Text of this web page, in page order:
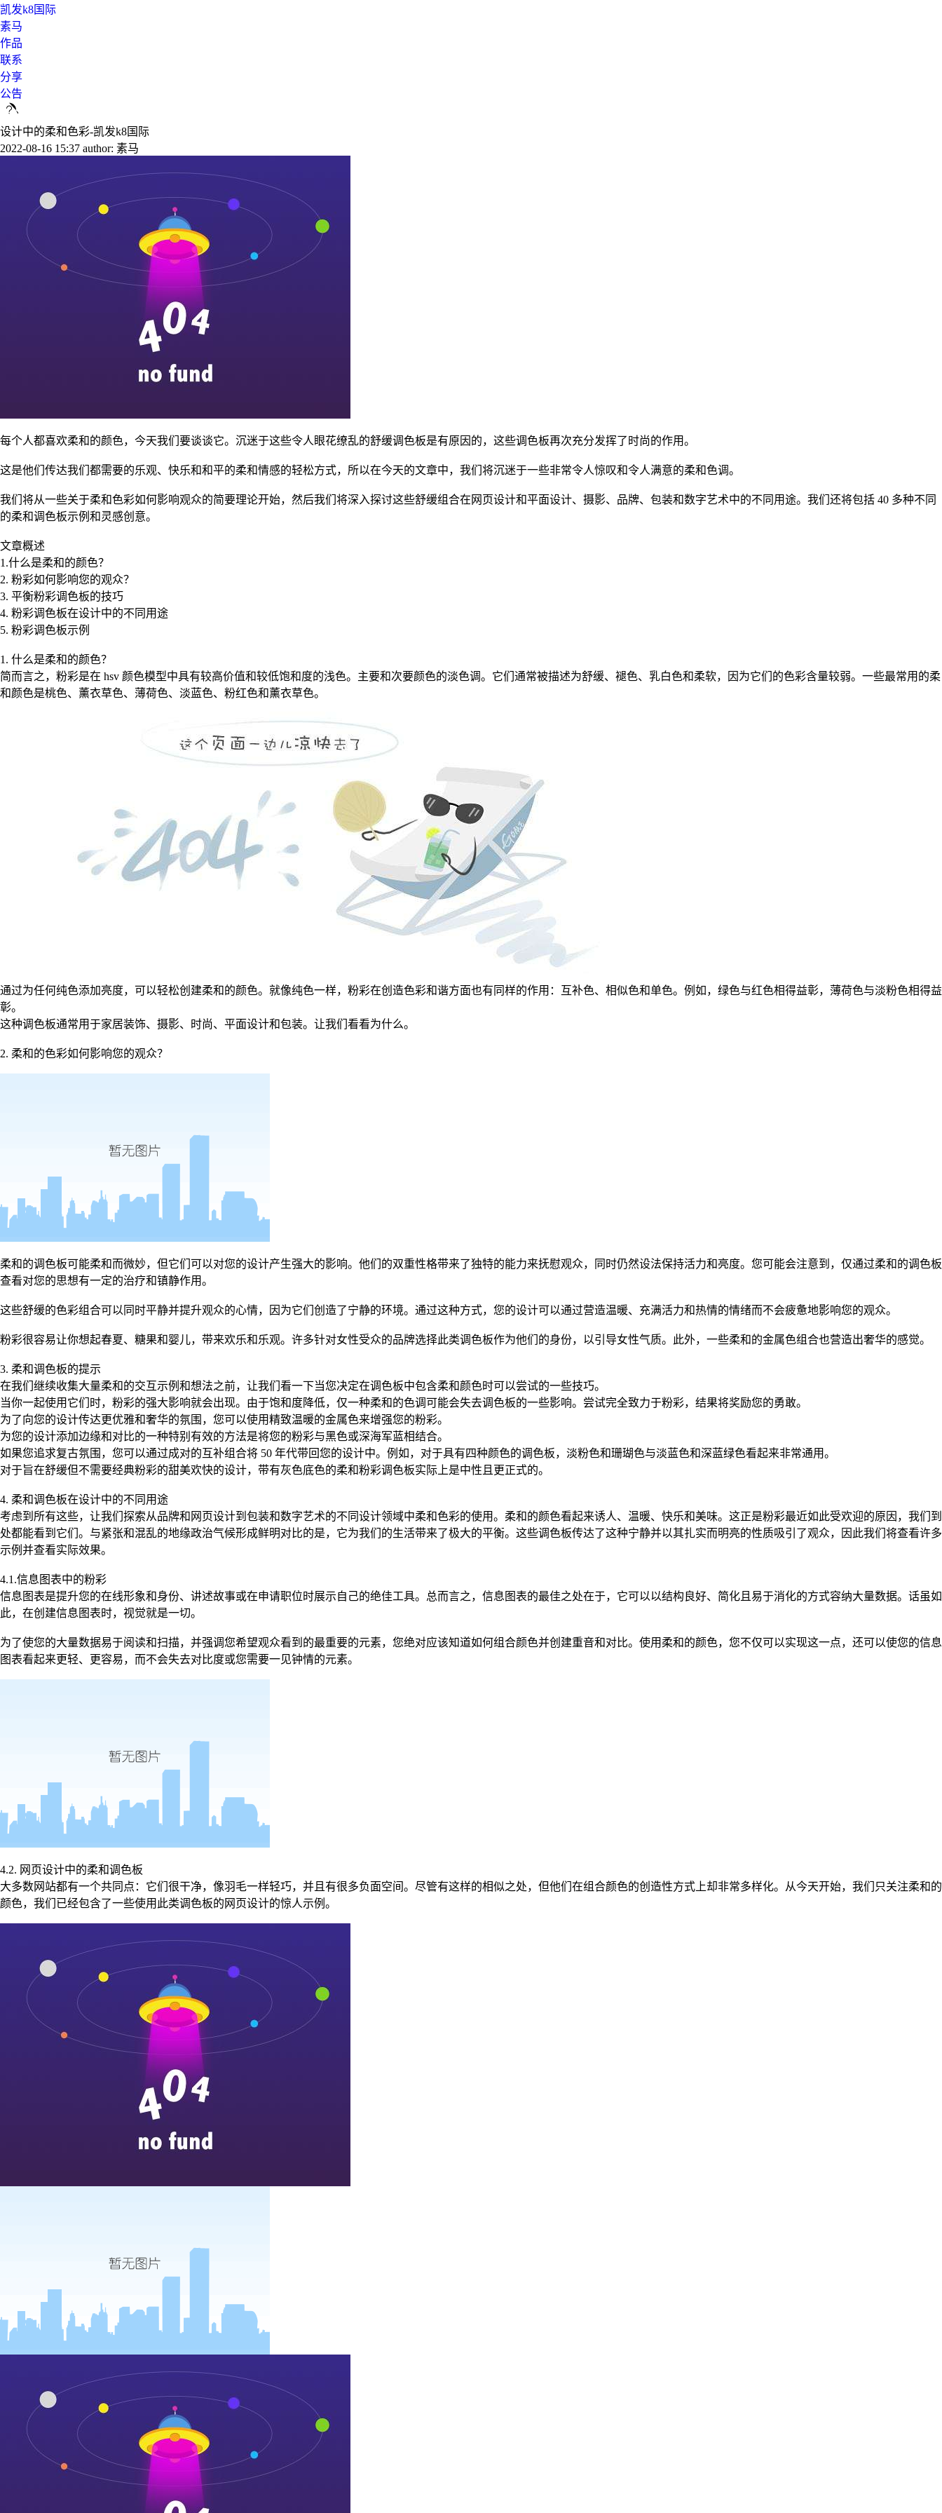
凯发k8国际
素马
作品
联系
分享
公告
设计中的柔和色彩-凯发k8国际
2022-08-16 15:37 author: 素马
每个人都喜欢柔和的颜色，今天我们要谈谈它。沉迷于这些令人眼花缭乱的舒缓调色板是有原因的，这些调色板再次充分发挥了时尚的作用。
这是他们传达我们都需要的乐观、快乐和和平的柔和情感的轻松方式，所以在今天的文章中，我们将沉迷于一些非常令人惊叹和令人满意的柔和色调。
我们将从一些关于柔和色彩如何影响观众的简要理论开始，然后我们将深入探讨这些舒缓组合在网页设计和平面设计、摄影、品牌、包装和数字艺术中的不同用途。我们还将包括 40 多种不同
的柔和调色板示例和灵感创意。
文章概述
1.什么是柔和的颜色？
2. 粉彩如何影响您的观众？
3. 平衡粉彩调色板的技巧
4. 粉彩调色板在设计中的不同用途
5. 粉彩调色板示例
1. 什么是柔和的颜色？
简而言之，粉彩是在 hsv 颜色模型中具有较高价值和较低饱和度的浅色。主要和次要颜色的淡色调。它们通常被描述为舒缓、褪色、乳白色和柔软，因为它们的色彩含量较弱。一些最常用的柔
和颜色是桃色、薰衣草色、薄荷色、淡蓝色、粉红色和薰衣草色。
通过为任何纯色添加亮度，可以轻松创建柔和的颜色。就像纯色一样，粉彩在创造色彩和谐方面也有同样的作用：互补色、相似色和单色。例如，绿色与红色相得益彰，薄荷色与淡粉色相得益
彰。
这种调色板通常用于家居装饰、摄影、时尚、平面设计和包装。让我们看看为什么。
2. 柔和的色彩如何影响您的观众？
柔和的调色板可能柔和而微妙，但它们可以对您的设计产生强大的影响。他们的双重性格带来了独特的能力来抚慰观众，同时仍然设法保持活力和亮度。您可能会注意到，仅通过柔和的调色板
查看对您的思想有一定的治疗和镇静作用。
这些舒缓的色彩组合可以同时平静并提升观众的心情，因为它们创造了宁静的环境。通过这种方式，您的设计可以通过营造温暖、充满活力和热情的情绪而不会疲惫地影响您的观众。
粉彩很容易让你想起春夏、糖果和婴儿，带来欢乐和乐观。许多针对女性受众的品牌选择此类调色板作为他们的身份，以引导女性气质。此外，一些柔和的金属色组合也营造出奢华的感觉。
3. 柔和调色板的提示
在我们继续收集大量柔和的交互示例和想法之前，让我们看一下当您决定在调色板中包含柔和颜色时可以尝试的一些技巧。
当你一起使用它们时，粉彩的强大影响就会出现。由于饱和度降低，仅一种柔和的色调可能会失去调色板的一些影响。尝试完全致力于粉彩，结果将奖励您的勇敢。
为了向您的设计传达更优雅和奢华的氛围，您可以使用精致温暖的金属色来增强您的粉彩。
为您的设计添加边缘和对比的一种特别有效的方法是将您的粉彩与黑色或深海军蓝相结合。
如果您追求复古氛围，您可以通过成对的互补组合将 50 年代带回您的设计中。例如，对于具有四种颜色的调色板，淡粉色和珊瑚色与淡蓝色和深蓝绿色看起来非常通用。
对于旨在舒缓但不需要经典粉彩的甜美欢快的设计，带有灰色底色的柔和粉彩调色板实际上是中性且更正式的。
4. 柔和调色板在设计中的不同用途
考虑到所有这些，让我们探索从品牌和网页设计到包装和数字艺术的不同设计领域中柔和色彩的使用。柔和的颜色看起来诱人、温暖、快乐和美味。这正是粉彩最近如此受欢迎的原因，我们到
处都能看到它们。与紧张和混乱的地缘政治气候形成鲜明对比的是，它为我们的生活带来了极大的平衡。这些调色板传达了这种宁静并以其扎实而明亮的性质吸引了观众，因此我们将查看许多
示例并查看实际效果。
4.1.信息图表中的粉彩
信息图表是提升您的在线形象和身份、讲述故事或在申请职位时展示自己的绝佳工具。总而言之，信息图表的最佳之处在于，它可以以结构良好、简化且易于消化的方式容纳大量数据。话虽如
此，在创建信息图表时，视觉就是一切。
为了使您的大量数据易于阅读和扫描，并强调您希望观众看到的最重要的元素，您绝对应该知道如何组合颜色并创建重音和对比。使用柔和的颜色，您不仅可以实现这一点，还可以使您的信息
图表看起来更轻、更容易，而不会失去对比度或您需要一见钟情的元素。
4.2. 网页设计中的柔和调色板
大多数网站都有一个共同点：它们很干净，像羽毛一样轻巧，并且有很多负面空间。尽管有这样的相似之处，但他们在组合颜色的创造性方式上却非常多样化。从今天开始，我们只关注柔和的
颜色，我们已经包含了一些使用此类调色板的网页设计的惊人示例。